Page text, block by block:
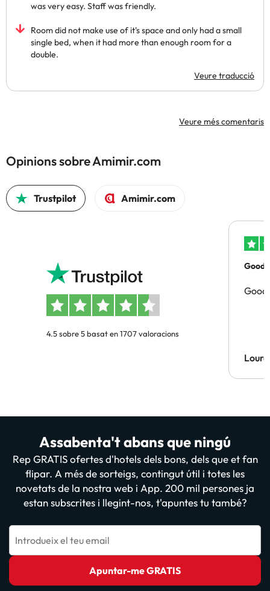
was very easy. Staff was friendly.
Room did not make use of it's space and only had a small
single bed, when it had more than enough room for a
double.
Veure traducció
Veure més comentaris
Opinions sobre Amimir.com
Trustpilot Amimir.com
4.5 sobre 5 basat en 1707 valoracions
Good
Good
Assabenta't abans que ningú
Rep GRATIS ofertes d'hotels dels bons, dels que et fan
flipar. A més de sorteigs, contingut útil i totes les
novetats de la nostra web i App. 200 mil persones ja
estan subscrites i llegint-nos, t'apuntes tu també?
Introdueix el teu email
Apuntar-me GRATIS